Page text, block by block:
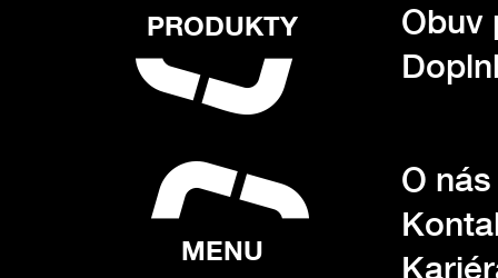
PRODUKTY
Obuv
MENU
O nás